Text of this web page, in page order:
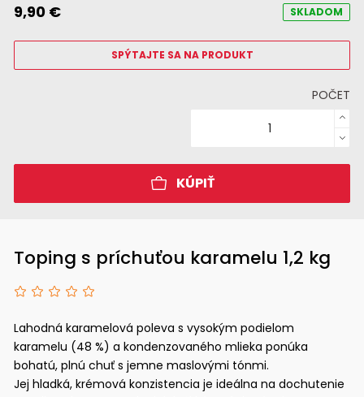
Toping s príchuťou karamelu 1,2 kg
Lahodná karamelová poleva s vysokým podielom
karamelu (48 %) a kondenzovaného mlieka ponúka
bohatú, plnú chuť s jemne maslovými tónmi.
Jej hladká, krémová konzistencia je ideálna na dochutenie
9,90 € SKLADOM
SPÝTAJTE SA NA PRODUKT
POČET
KÚPIŤ